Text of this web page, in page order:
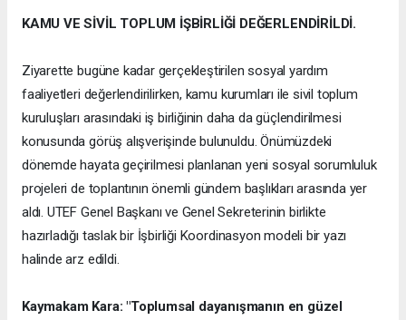
KAMU VE SİVİL TOPLUM İŞBİRLİĞİ DEĞERLENDİRİLDİ.
Ziyarette bugüne kadar gerçekleştirilen sosyal yardım
faaliyetleri değerlendirilirken, kamu kurumları ile sivil toplum
kuruluşları arasındaki iş birliğinin daha da güçlendirilmesi
konusunda görüş alışverişinde bulunuldu. Önümüzdeki
dönemde hayata geçirilmesi planlanan yeni sosyal sorumluluk
projeleri de toplantının önemli gündem başlıkları arasında yer
aldı. UTEF Genel Başkanı ve Genel Sekreterinin birlikte
hazırladığı taslak bir İşbirliği Koordinasyon modeli bir yazı
halinde arz edildi.
Kaymakam Kara: "Toplumsal dayanışmanın en güzel